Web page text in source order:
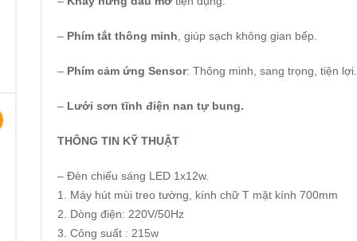
– Phím tắt thông minh, giúp sạch không gian bếp.
– Phím cảm ứng Sensor: Thông minh, sang trọng, tiện lợi.
– Lưới sơn tĩnh điện nan tự bung.
THÔNG TIN KỸ THUẬT
– Đèn chiếu sáng LED 1x12w.
1. Máy hút mùi treo tường, kính chữ T mặt kính 700mm
2. Dòng điện: 220V/50Hz
3. Công suất : 215w